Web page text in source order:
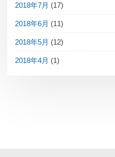
2018年7月 (17)
2018年6月 (11)
2018年5月 (12)
2018年4月 (1)